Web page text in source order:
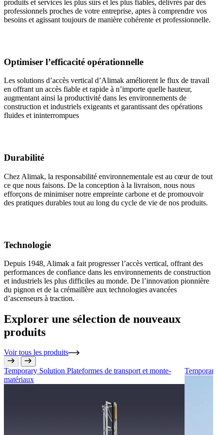
produits et services les plus sûrs et les plus fiables, délivrés par des
professionnels proches de votre entreprise, aptes à comprendre vos
besoins et agissant toujours de manière cohérente et professionnelle.
Optimiser l’efficacité opérationnelle
Les solutions d’accès vertical d’Alimak améliorent le flux de travail
en offrant un accès fiable et rapide à n’importe quelle hauteur,
augmentant ainsi la productivité dans les environnements de
construction et industriels exigeants et garantissant des opérations
fluides et ininterrompues
Durabilité
Chez Alimak, la responsabilité environnementale est au cœur de tout
ce que nous faisons. De la conception à la livraison, nous nous
efforçons de minimiser notre empreinte carbone et de promouvoir
des pratiques durables tout au long du cycle de vie de nos produits.
Technologie
Depuis 1948, Alimak a fait progresser l’accès vertical, offrant des
performances de confiance dans les environnements de construction
et industriels les plus difficiles au monde. De l’innovation pionnière
du pignon et de la crémaillère aux technologies avancées
d’ascenseurs à traction.
Explorer une sélection de nouveaux
produits
Voir tous les produits
Temporary Solution Plateformes de transport et monte-
matériaux